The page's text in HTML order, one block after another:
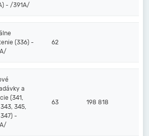
- /391A/
(336) -
62
a
(341,
345,
-
63 198 818